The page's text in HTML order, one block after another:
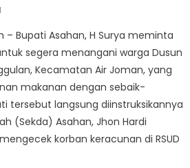
– Bupati Asahan, H Surya meminta
segera menangani warga Dusun
Kecamatan Air Joman, yang
makanan dengan sebaik-
tersebut langsung diinstruksikannya
(Sekda) Asahan, Jhon Hardi
korban keracunan di RSUD